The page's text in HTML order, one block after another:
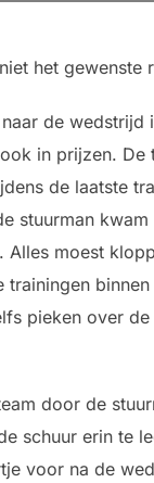
het gewenste
de
in prijzen.
de laatste
stuurman
moest
pieken over
door de
schuur erin te
voor na de